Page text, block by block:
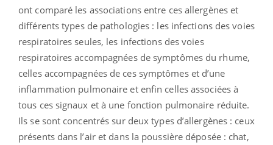
ont comparé les associations entre ces allergènes et
différents types de pathologies : les infections des voies
respiratoires seules, les infections des voies
respiratoires accompagnées de symptômes du rhume,
celles accompagnées de ces symptômes et d’une
inflammation pulmonaire et enfin celles associées à
tous ces signaux et à une fonction pulmonaire réduite.
Ils se sont concentrés sur deux types d’allergènes : ceux
présents dans l’air et dans la poussière déposée : chat,